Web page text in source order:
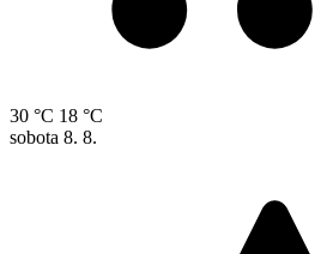
30 °C 18 °C
sobota 8. 8.